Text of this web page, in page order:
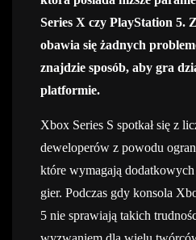
Series X czy PlayStation 5.
obawia się żadnych
znajdzie sposób, aby gra
platformie.
Xbox Series S spotkał się z
deweloperów z powodu
które wymagają
gier. Podczas gdy konsola
5 nie sprawiają takich